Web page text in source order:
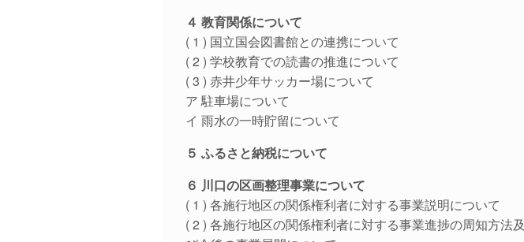
４ 教育関係について
( 1 ) 国立国会図書館との連携について
( 2 ) 学校教育での読書の推進について
( 3 ) 赤井少年サッカー場について
ア 駐車場について
イ 雨水の一時貯留について
５ ふるさと納税について
６ 川口の区画整理事業について
( 1 ) 各施行地区の関係権利者に対する事業説明について
( 2 ) 各施行地区の関係権利者に対する事業進捗の周知方法及